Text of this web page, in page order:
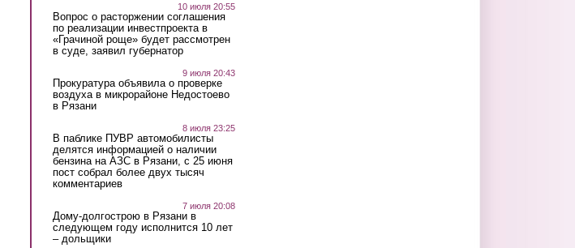
10 июля 20:55
Вопрос о расторжении соглашения
по реализации инвестпроекта в
«Грачиной роще» будет рассмотрен
в суде, заявил губернатор
9 июля 20:43
Прокуратура объявила о проверке
воздуха в микрорайоне Недостоево
в Рязани
8 июля 23:25
В паблике ПУВР автомобилисты
делятся информацией о наличии
бензина на АЗС в Рязани, с 25 июня
пост собрал более двух тысяч
комментариев
7 июля 20:08
Дому-долгострою в Рязани в
следующем году исполнится 10 лет
– дольщики